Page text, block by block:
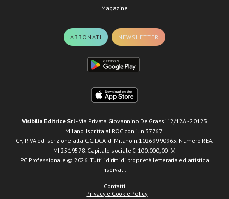
Magazine
ABBONATI NEWSLETTER
Visibilia Editrice Srl- Via Privata Giovannino De Grassi 12/12A - 20123
Milano. Iscritta al ROC con il n.37767.
CF, P.IVA ed iscrizione alla C.C.I.A.A. di Milano n.10269990965. Numero REA:
MI-2519578. Capitale sociale € 100.000,00 I.V.
PC Professionale © 2026. Tutti i diritti di proprietà letteraria ed artistica
riservati.
Contatti
Privacy e Cookie Policy